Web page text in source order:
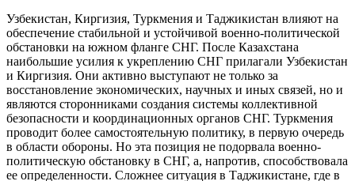
Узбекистан, Киргизия, Туркмения и Таджикистан влияют на
обеспечение стабильной и устойчивой военно-политической
обстановки на южном фланге СНГ. После Казахстана
наибольшие усилия к укреплению СНГ прилагали Узбекистан
и Киргизия. Они активно выступают не только за
восстановление экономических, научных и иных связей, но и
являются сторонниками создания системы коллективной
безопасности и координационных органов СНГ. Туркмения
проводит более самостоятельную политику, в первую очередь
в области обороны. Но эта позиция не подорвала военно-
политическую обстановку в СНГ, а, напротив, способствовала
ее определенности. Сложнее ситуация в Таджикистане, где в